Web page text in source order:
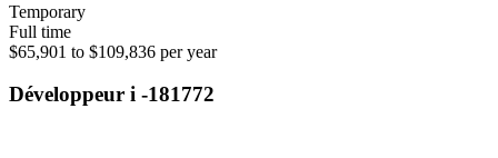
Temporary
Full time
$65,901 to $109,836 per year
Développeur i -181772